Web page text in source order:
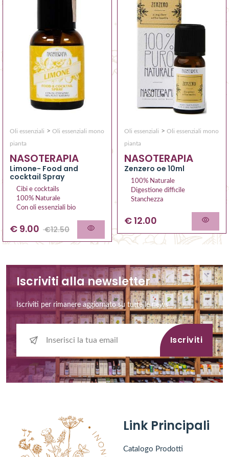
Oli essenziali > Oli essenziali mono
pianta
NASOTERAPIA
Limone- Food and
cocktail Spray
Cibi e cocktails
100% Naturale
Con oli essenziali bio
€ 9.00 €12.50
Oli essenziali > Oli essenziali mono
pianta
NASOTERAPIA
Zenzero oe 10ml
100% Naturale
Digestione difficile
Stanchezza
€ 12.00
Iscriviti alla newsletter
Iscriviti per rimanere aggiornato su tutte le news
Iscriviti
Link Principali
Catalogo Prodotti